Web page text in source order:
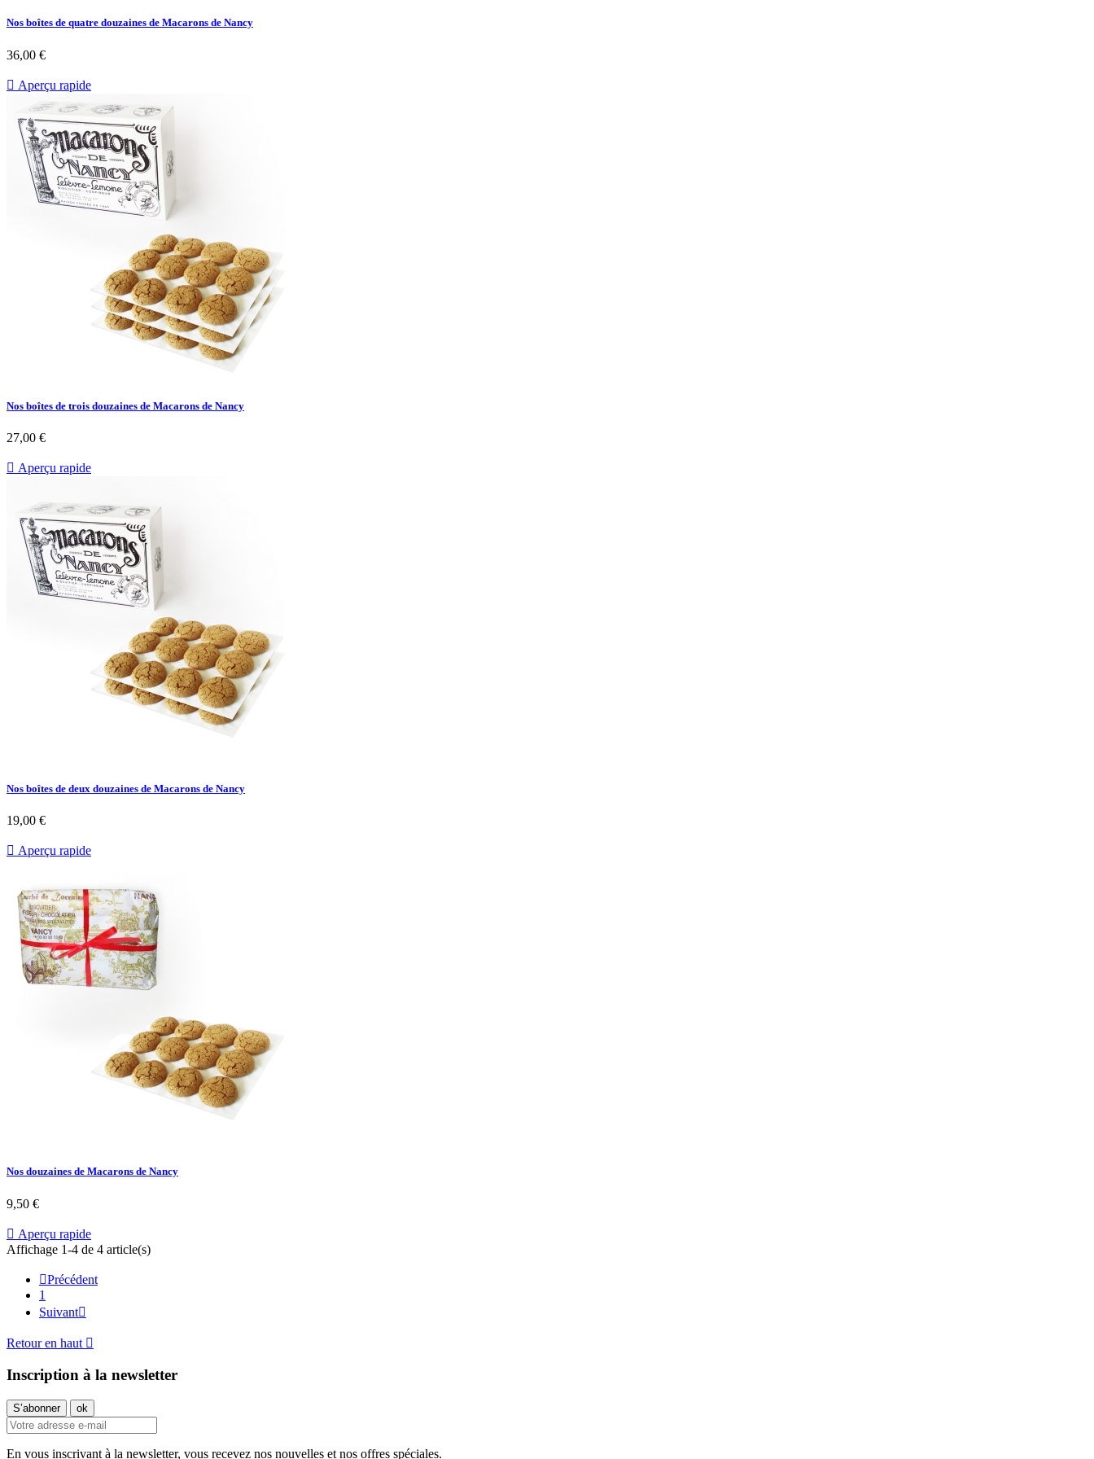
Nos boîtes de quatre douzaines de Macarons de Nancy
36,00 €
 Aperçu rapide
Nos boîtes de trois douzaines de Macarons de Nancy
27,00 €
 Aperçu rapide
Nos boîtes de deux douzaines de Macarons de Nancy
19,00 €
 Aperçu rapide
Nos douzaines de Macarons de Nancy
9,50 €
 Aperçu rapide
Affichage 1-4 de 4 article(s)
Précédent
1
Suivant
Retour en haut 
Inscription à la newsletter
En vous inscrivant à la newsletter, vous recevez nos nouvelles et nos offres spéciales.